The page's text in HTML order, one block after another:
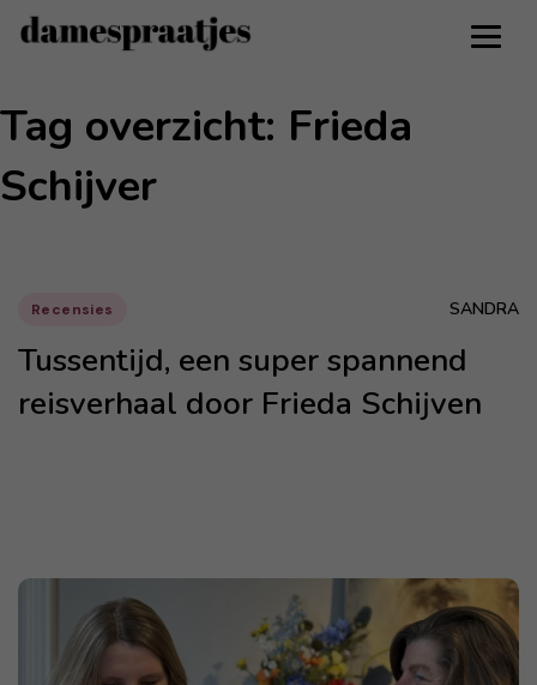
Tag overzicht: Frieda
Schijver
Recensies SANDRA
Tussentijd, een super spannend
reisverhaal door Frieda Schijven